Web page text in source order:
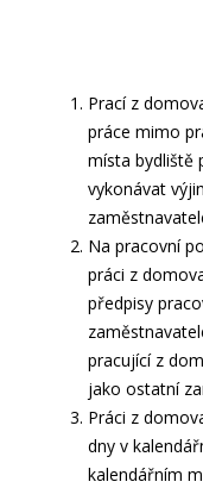
Prací z
práce mimo
místa bydliště
vykonávat
Na pracovní
práci z
předpisy
pracující z
jako ostatní
Práci z
dny v
kalendářním